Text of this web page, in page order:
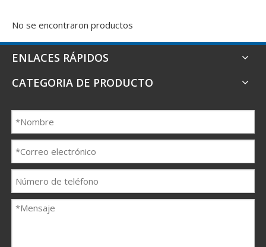
No se encontraron productos
ENLACES RÁPIDOS
CATEGORIA DE PRODUCTO